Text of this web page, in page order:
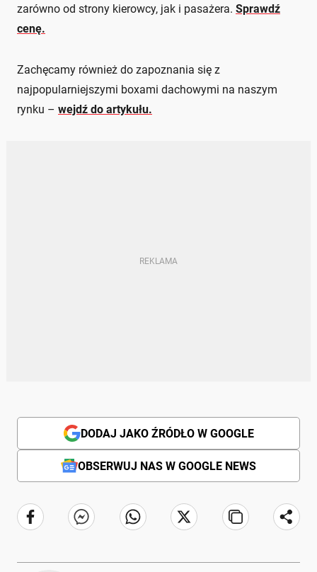
zarówno od strony kierowcy, jak i pasażera. Sprawdź
cenę.
Zachęcamy również do zapoznania się z
najpopularniejszymi boxami dachowymi na naszym
rynku – wejdź do artykułu.
DODAJ JAKO ŹRÓDŁO W GOOGLE
OBSERWUJ NAS W GOOGLE NEWS